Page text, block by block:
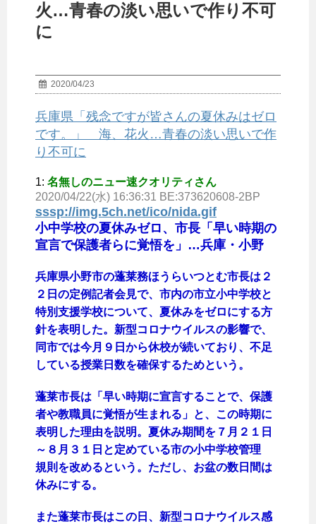
火…青春の淡い思いで作り不可
に
2020/04/23
兵庫県「残念ですが皆さんの夏休みはゼロ
です。」 海、花火…青春の淡い思いで作
り不可に
1: 名無しのニュー速クオリティさん
2020/04/22(水) 16:36:31 BE:373620608-2BP
sssp://img.5ch.net/ico/nida.gif
小中学校の夏休みゼロ、市長「早い時期の
宣言で保護者らに覚悟を」…兵庫・小野
兵庫県小野市の蓬莱務ほうらいつとむ市長は２
２日の定例記者会見で、市内の市立小中学校と
特別支援学校について、夏休みをゼロにする方
針を表明した。新型コロナウイルスの影響で、
同市では今月９日から休校が続いており、不足
している授業日数を確保するためという。
蓬莱市長は「早い時期に宣言することで、保護
者や教職員に覚悟が生まれる」と、この時期に
表明した理由を説明。夏休み期間を７月２１日
～８月３１日と定めている市の小中学校管理
規則を改めるという。ただし、お盆の数日間は
休みにする。
また蓬莱市長はこの日、新型コロナウイルス感